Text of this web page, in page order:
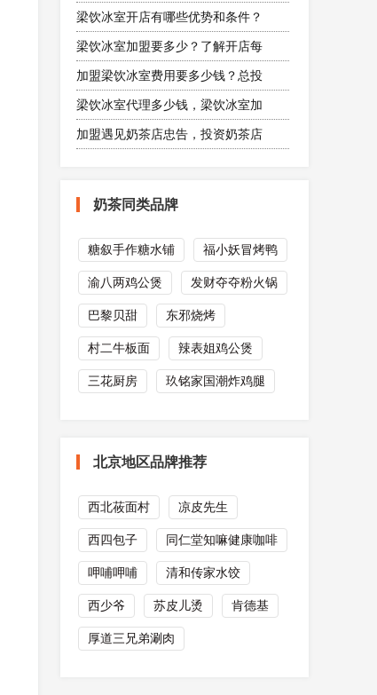
梁饮冰室开店有哪些优势和条件？
梁饮冰室加盟要多少？了解开店每
加盟梁饮冰室费用要多少钱？总投
梁饮冰室代理多少钱，梁饮冰室加
加盟遇见奶茶店忠告，投资奶茶店
奶茶同类品牌
糖叙手作糖水铺 福小妖冒烤鸭
渝八两鸡公煲 发财夺夺粉火锅
巴黎贝甜 东邪烧烤
村二牛板面 辣表姐鸡公煲
三花厨房 玖铭家国潮炸鸡腿
北京地区品牌推荐
西北莜面村 凉皮先生
西四包子 同仁堂知嘛健康咖啡
呷哺呷哺 清和传家水饺
西少爷 苏皮儿烫 肯德基
厚道三兄弟涮肉